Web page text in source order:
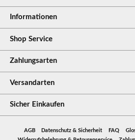
Informationen
Shop Service
Zahlungsarten
Versandarten
Sicher Einkaufen
AGB Datenschutz & Sicherheit FAQ